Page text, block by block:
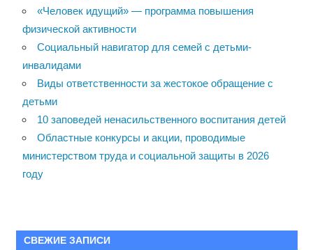
«Человек идущий» — программа повышения
физической активности
Социальный навигатор для семей с детьми-
инвалидами
Виды ответственности за жестокое обращение с
детьми
10 заповедей ненасильственного воспитания детей
Областные конкурсы и акции, проводимые
министерством труда и социальной защиты в 2026
году
СВЕЖИЕ ЗАПИСИ